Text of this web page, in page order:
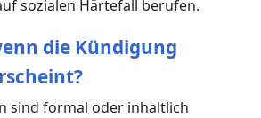
sozialen Härtefall berufen.
die Kündigung
sind formal oder inhaltlich